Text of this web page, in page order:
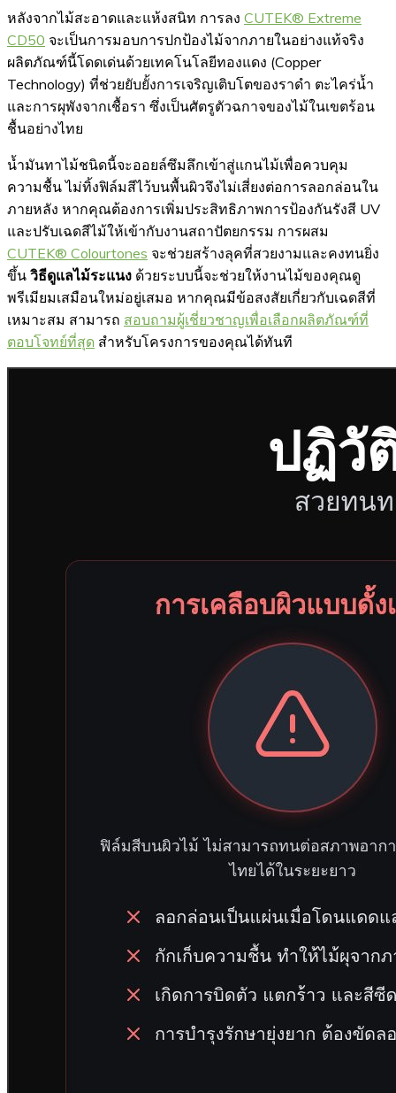
หลังจากไม้สะอาดและแห้งสนิท การลง CUTEK® Extreme
CD50 จะเป็นการมอบการปกป้องไม้จากภายในอย่างแท้จริง
ผลิตภัณฑ์นี้โดดเด่นด้วยเทคโนโลยีทองแดง (Copper
Technology) ที่ช่วยยับยั้งการเจริญเติบโตของราดำ ตะไคร่น้ำ
และการผุพังจากเชื้อรา ซึ่งเป็นศัตรูตัวฉกาจของไม้ในเขตร้อน
ชื้นอย่างไทย
น้ำมันทาไม้ชนิดนี้จะออยล์ซึมลึกเข้าสู่แกนไม้เพื่อควบคุม
ความชื้น ไม่ทิ้งฟิล์มสีไว้บนพื้นผิวจึงไม่เสี่ยงต่อการลอกล่อนใน
ภายหลัง หากคุณต้องการเพิ่มประสิทธิภาพการป้องกันรังสี UV
และปรับเฉดสีไม้ให้เข้ากับงานสถาปัตยกรรม การผสม
CUTEK® Colourtones จะช่วยสร้างลุคที่สวยงามและคงทนยิ่ง
ขึ้น วิธีดูแลไม้ระแนง ด้วยระบบนี้จะช่วยให้งานไม้ของคุณดู
พรีเมียมเสมือนใหม่อยู่เสมอ หากคุณมีข้อสงสัยเกี่ยวกับเฉดสีที่
เหมาะสม สามารถ สอบถามผู้เชี่ยวชาญเพื่อเลือกผลิตภัณฑ์ที่
ตอบโจทย์ที่สุด สำหรับโครงการของคุณได้ทันที